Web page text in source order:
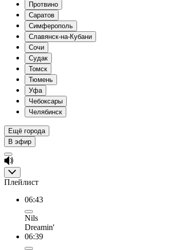
Протвино
Саратов
Симферополь
Славянск-на-Кубани
Сочи
Судак
Томск
Тюмень
Уфа
Чебоксары
Челябинск
Ещё города
В эфир
Плейлист
06:43
Nils
Dreamin'
06:39